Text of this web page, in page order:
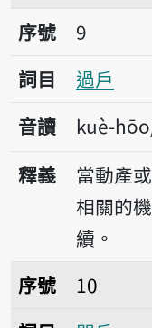
序號9過戶
序號
9
詞目
過戶
音讀
kuè-
釋義
當動產
相關的
續。
序號10門戶
序號
10